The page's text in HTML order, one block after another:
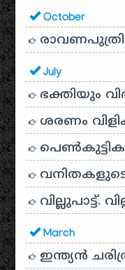
October
രാവണപുത്രി
July
ഭക്തിയും
ശരണം
വില്ലുപാട്ട്.
March
ഇന്ത്യൻ